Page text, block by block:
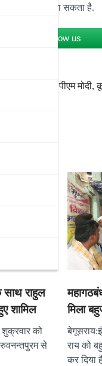
हंगामा किया जा सकता है.
Follow us
देशों के दौरे पर पीएम मोदी,
राहुल
शामिल
को
से
मिला
राय को
कर दिया